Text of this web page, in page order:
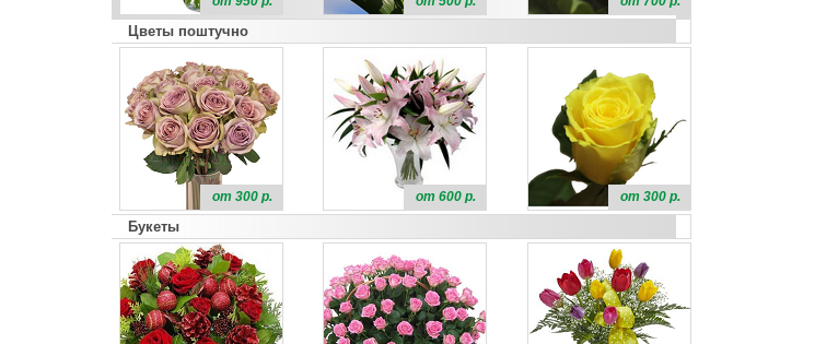
Цветы поштучно
от 300 р. от 600 р. от 300 р.
Букеты